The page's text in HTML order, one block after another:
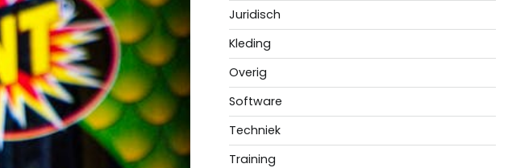
Juridisch
Kleding
Overig
Software
Techniek
Training